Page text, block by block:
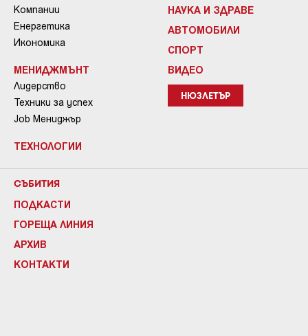
Компании
Енергетика
Икономика
МЕНИДЖМЪНТ
Лидерство
Техники за успех
Job Мениджър
ТЕХНОЛОГИИ
НАУКА И ЗДРАВЕ
АВТОМОБИЛИ
СПОРТ
ВИДЕО
НЮЗЛЕТЪР
СЪБИТИЯ
ПОДКАСТИ
ГОРЕЩА ЛИНИЯ
АРХИВ
КОНТАКТИ